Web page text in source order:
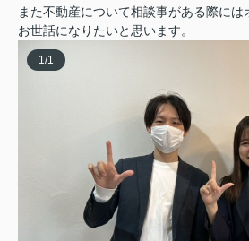
また不動産について相談事がある際には
お世話になりたいと思います。
1 /1